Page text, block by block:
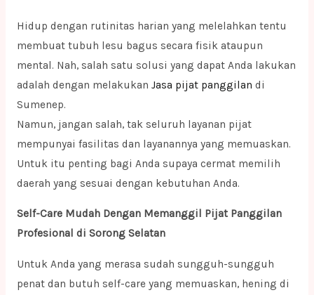
Hidup dengan rutinitas harian yang melelahkan tentu
membuat tubuh lesu bagus secara fisik ataupun
mental. Nah, salah satu solusi yang dapat Anda lakukan
adalah dengan melakukan Jasa pijat panggilan di
Sumenep.
Namun, jangan salah, tak seluruh layanan pijat
mempunyai fasilitas dan layanannya yang memuaskan.
Untuk itu penting bagi Anda supaya cermat memilih
daerah yang sesuai dengan kebutuhan Anda.
Self-Care Mudah Dengan Memanggil Pijat Panggilan
Profesional di Sorong Selatan
Untuk Anda yang merasa sudah sungguh-sungguh
penat dan butuh self-care yang memuaskan, hening di